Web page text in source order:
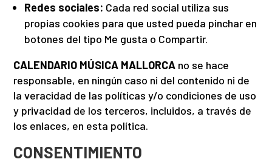
Redes sociales: Cada red social utiliza sus
propias cookies para que usted pueda pinchar en
botones del tipo Me gusta o Compartir.
CALENDARIO MÚSICA MALLORCA no se hace
responsable, en ningún caso ni del contenido ni de
la veracidad de las políticas y/o condiciones de uso
y privacidad de los terceros, incluidos, a través de
los enlaces, en esta política.
CONSENTIMIENTO